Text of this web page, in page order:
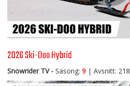
2026 Ski-Doo Hybrid
Snowrider TV - Säsong: 9 | Avsnitt: 218